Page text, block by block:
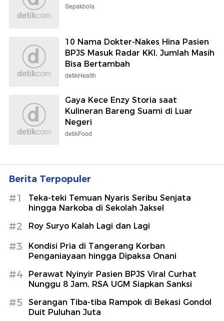
Sepakbola
10 Nama Dokter-Nakes Hina Pasien
BPJS Masuk Radar KKI, Jumlah Masih
Bisa Bertambah
detikHealth
Gaya Kece Enzy Storia saat
Kulineran Bareng Suami di Luar
Negeri
detikFood
Berita Terpopuler
#1
Teka-teki Temuan Nyaris Seribu Senjata
hingga Narkoba di Sekolah Jaksel
#2 Roy Suryo Kalah Lagi dan Lagi
#3
Kondisi Pria di Tangerang Korban
Penganiayaan hingga Dipaksa Onani
#4
Perawat Nyinyir Pasien BPJS Viral Curhat
Nunggu 8 Jam, RSA UGM Siapkan Sanksi
#5
Serangan Tiba-tiba Rampok di Bekasi Gondol
Duit Puluhan Juta